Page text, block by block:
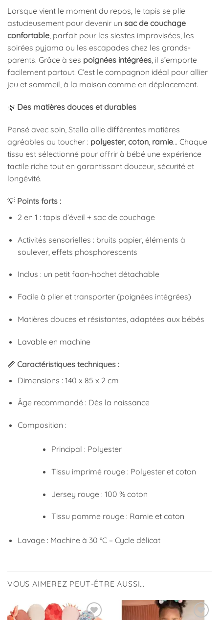
Lorsque vient le moment du repos, le tapis se plie
astucieusement pour devenir un sac de couchage
confortable, parfait pour les siestes improvisées, les
soirées pyjama ou les escapades chez les grands-
parents. Grâce à ses poignées intégrées, il s’emporte
facilement partout. C’est le compagnon idéal pour allier
jeu et sommeil, à la maison comme en déplacement.
🌿 Des matières douces et durables
Pensé avec soin, Stella allie différentes matières
agréables au toucher : polyester, coton ramie… Chaque
tissu est sélectionné pour offrir à bébé une expérience
tactile riche tout en garantissant douceur, sécurité et
longévité.
💡 Points forts :
2 en 1 : tapis d’éveil + sac de couchage
Activités sensorielles : bruits papier, éléments à
soulever, effets phosphorescents
Inclus : un petit faon-hochet détachable
Facile à plier et transporter (poignées intégrées)
Matières douces et résistantes, adaptées aux bébés
Lavable en machine
📏 Caractéristiques techniques :
Dimensions : 140 x 85 x 2 cm
Âge recommandé : Dès la naissance
Composition :
Principal : Polyester
Tissu imprimé rouge : Polyester et coton
Jersey rouge : 100 % coton
Tissu pomme rouge : Ramie et coton
Lavage : Machine à 30 °C – Cycle délicat
VOUS AIMEREZ PEUT-ÊTRE AUSSI…